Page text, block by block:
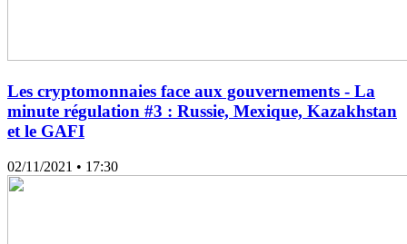
Les cryptomonnaies face aux gouvernements - La
minute régulation #3 : Russie, Mexique, Kazakhstan
et le GAFI
02/11/2021 • 17:30